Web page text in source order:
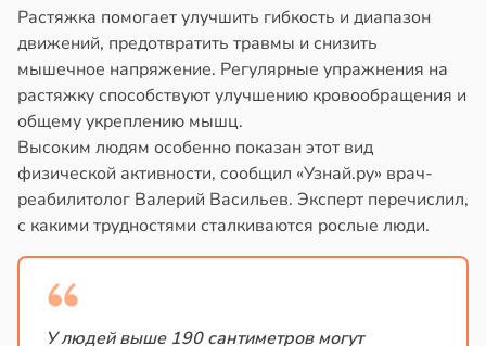
в 20:58
Растяжка помогает улучшить гибкость и диапазон
движений, предотвратить травмы и снизить
мышечное напряжение. Регулярные упражнения на
растяжку способствуют улучшению кровообращения и
общему укреплению мышц.
Высоким людям особенно показан этот вид
физической активности, сообщил «Узнай.ру» врач-
реабилитолог Валерий Васильев. Эксперт перечислил,
с какими трудностями сталкиваются рослые люди.
У людей выше 190 сантиметров могут